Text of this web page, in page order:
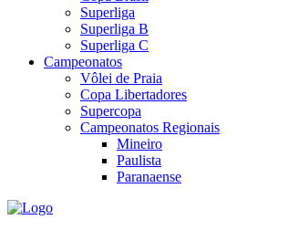
Superliga
Superliga B
Superliga C
Campeonatos
Vôlei de Praia
Copa Libertadores
Supercopa
Campeonatos Regionais
Mineiro
Paulista
Paranaense